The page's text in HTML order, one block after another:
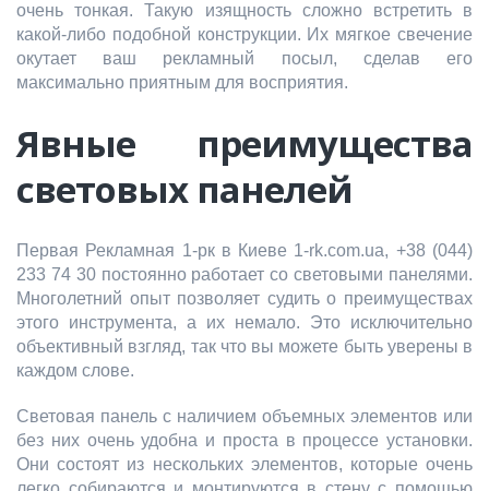
очень тонкая. Такую изящность сложно встретить в
какой-либо подобной конструкции. Их мягкое свечение
окутает ваш рекламный посыл, сделав его
максимально приятным для восприятия.
Явные преимущества
световых панелей
Первая Рекламная 1-рк в Киеве 1-rk.com.ua, +38 (044)
233 74 30 постоянно работает со световыми панелями.
Многолетний опыт позволяет судить о преимуществах
этого инструмента, а их немало. Это исключительно
объективный взгляд, так что вы можете быть уверены в
каждом слове.
Световая панель с наличием объемных элементов или
без них очень удобна и проста в процессе установки.
Они состоят из нескольких элементов, которые очень